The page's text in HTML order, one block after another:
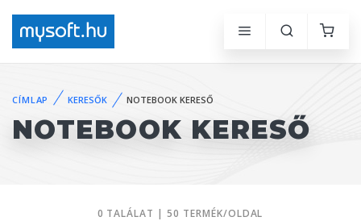
CÍMLAP KERESŐK NOTEBOOK KERESŐ
NOTEBOOK KERESŐ
0 TALÁLAT | 50 TERMÉK/OLDAL